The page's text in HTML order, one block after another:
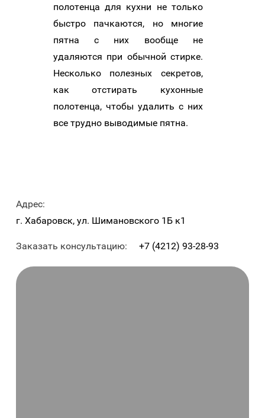
полотенца для кухни не только
быстро пачкаются, но многие
пятна с них вообще не
удаляются при обычной стирке.
Несколько полезных секретов,
как отстирать кухонные
полотенца, чтобы удалить с них
все трудно выводимые пятна.
Адрес:
г. Хабаровск, ул. Шимановского 1Б к1
Заказать консультацию: +7 (4212) 93-28-93